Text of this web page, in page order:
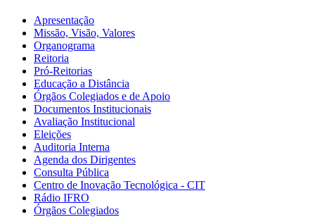
Apresentação
Missão, Visão, Valores
Organograma
Reitoria
Pró-Reitorias
Educação a Distância
Órgãos Colegiados e de Apoio
Documentos Institucionais
Avaliação Institucional
Eleições
Auditoria Interna
Agenda dos Dirigentes
Consulta Pública
Centro de Inovação Tecnológica - CIT
Rádio IFRO
Órgãos Colegiados